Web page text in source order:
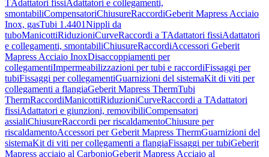
TAdattatori fissiAdattatori e collegamenti,
smontabiliCompensatoriChiusureRaccordiGeberit Mapress Acciaio
Inox, gasTubi 1.4401Nippli da
tuboManicottiRiduzioniCurveRaccordi a TAdattatori fissiAdattatori
e collegamenti, smontabiliChiusureRaccordiAccessori Geberit
Mapress Acciaio InoxDisaccoppiamenti per
collegamentiImpermeabilizzazioni per tubi e raccordiFissaggi per
tubiFissaggi per collegamentiGuarnizioni del sistemaKit di viti per
collegamenti a flangiaGeberit Mapress ThermTubi
ThermRaccordiManicottiRiduzioniCurveRaccordi a TAdattatori
fissiAdattatori e giunzioni, removibiliCompensatori
assialiChiusureRaccordi per riscaldamentoChiusure per
riscaldamentoAccessori per Geberit Mapress ThermGuarnizioni del
sistemaKit di viti per collegamenti a flangiaFissaggi per tubiGeberit
Mapress acciaio al CarbonioGeberit Mapress Acciaio al